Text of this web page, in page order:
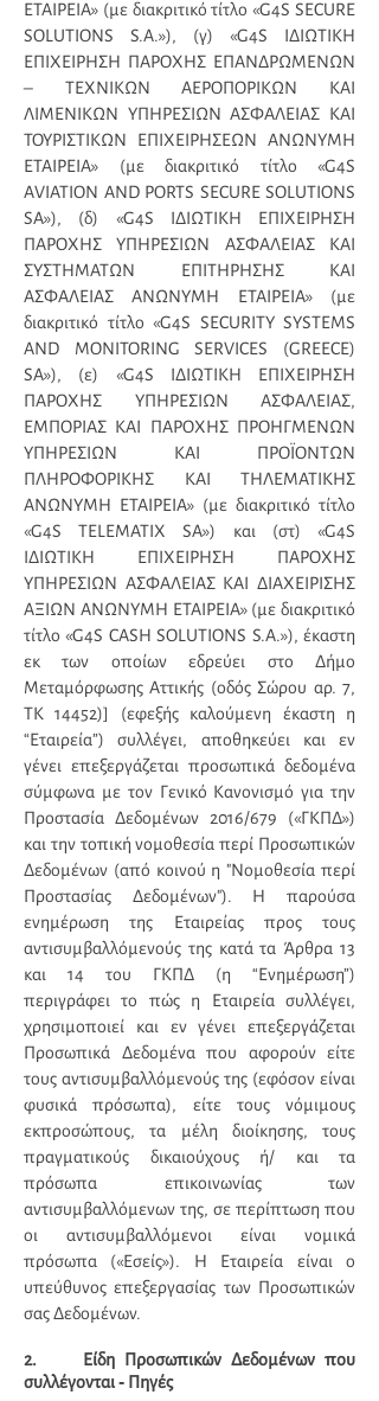
ΕΤΑΙΡΕΙΑ» (με διακριτικό τίτλο «G4S SECURΕ
SOLUTIONS S.A.»), (γ) «G4S ΙΔΙΩΤΙΚΗ
ΕΠΙΧΕΙΡΗΣΗ ΠΑΡΟΧΗΣ ΕΠΑΝΔΡΩΜΕΝΩΝ
– ΤΕΧΝΙΚΩΝ ΑΕΡΟΠΟΡΙΚΩΝ ΚΑΙ
ΛΙΜΕΝΙΚΩΝ ΥΠΗΡΕΣΙΩΝ ΑΣΦΑΛΕΙΑΣ ΚΑΙ
ΤΟΥΡΙΣΤΙΚΩΝ ΕΠΙΧΕΙΡΗΣΕΩΝ ΑΝΩΝΥΜΗ
ΕΤΑΙΡΕΙΑ» (με διακριτικό τίτλο «G4S
AVIATION AND PORTS SECURE SOLUTIONS
SA»), (δ) «G4S ΙΔΙΩΤΙΚΗ ΕΠΙΧΕΙΡΗΣΗ
ΠΑΡΟΧΗΣ ΥΠΗΡΕΣΙΩΝ ΑΣΦΑΛΕΙΑΣ ΚΑΙ
ΣΥΣΤΗΜΑΤΩΝ ΕΠΙΤΗΡΗΣΗΣ ΚΑΙ
ΑΣΦΑΛΕΙΑΣ ΑΝΩΝΥΜΗ ΕΤΑΙΡΕΙΑ» (με
διακριτικό τίτλο «G4S SECURITY SYSTEMS
AND MONITORING SERVICES (GREECE)
SA»), (ε) «G4S ΙΔΙΩΤΙΚΗ ΕΠΙΧΕΙΡΗΣΗ
ΠΑΡΟΧΗΣ ΥΠΗΡΕΣΙΩΝ ΑΣΦΑΛΕΙΑΣ,
ΕΜΠΟΡΙΑΣ ΚΑΙ ΠΑΡΟΧΗΣ ΠΡΟΗΓΜΕΝΩΝ
ΥΠΗΡΕΣΙΩΝ ΚΑΙ ΠΡΟΪΟΝΤΩΝ
ΠΛΗΡΟΦΟΡΙΚΗΣ ΚΑΙ ΤΗΛΕΜΑΤΙΚΗΣ
ΑΝΩΝΥΜΗ ΕΤΑΙΡΕΙΑ» (με διακριτικό τίτλο
«G4S TELEMATIX SA») και (στ) «G4S
ΙΔΙΩΤΙΚΗ ΕΠΙΧΕΙΡΗΣΗ ΠΑΡΟΧΗΣ
ΥΠΗΡΕΣΙΩΝ ΑΣΦΑΛΕΙΑΣ ΚΑΙ ΔΙΑΧΕΙΡΙΣΗΣ
ΑΞΙΩΝ ΑΝΩΝΥΜΗ ΕΤΑΙΡΕΙΑ» (με διακριτικό
τίτλο «G4S CASH SOLUTIONS S.A.»), έκαστη
εκ των οποίων εδρεύει στο Δήμο
Μεταμόρφωσης Αττικής (οδός Σώρου αρ. 7,
ΤΚ 14452)] (εφεξής καλούμενη έκαστη η
“Εταιρεία”) συλλέγει, αποθηκεύει και εν
γένει επεξεργάζεται προσωπικά δεδομένα
σύμφωνα με τον Γενικό Κανονισμό για την
Προστασία Δεδομένων 2016/679 («ΓΚΠΔ»)
και την τοπική νομοθεσία περί Προσωπικών
Δεδομένων (από κοινού η "Νομοθεσία περί
Προστασίας Δεδομένων"). Η παρούσα
ενημέρωση της Εταιρείας προς τους
αντισυμβαλλόμενούς της κατά τα Άρθρα 13
και 14 του ΓΚΠΔ (η “Ενημέρωση”)
περιγράφει το πώς η Εταιρεία συλλέγει,
χρησιμοποιεί και εν γένει επεξεργάζεται
Προσωπικά Δεδομένα που αφορούν είτε
τους αντισυμβαλλόμενούς της (εφόσον είναι
φυσικά πρόσωπα), είτε τους νόμιμους
εκπροσώπους, τα μέλη διοίκησης, τους
πραγματικούς δικαιούχους ή/ και τα
πρόσωπα επικοινωνίας των
αντισυμβαλλόμενων της, σε περίπτωση που
οι αντισυμβαλλόμενοι είναι νομικά
πρόσωπα («Εσείς»). Η Εταιρεία είναι ο
υπεύθυνος επεξεργασίας των Προσωπικών
σας Δεδομένων.
2. Είδη Προσωπικών Δεδομένων που
συλλέγονται- Πηγές